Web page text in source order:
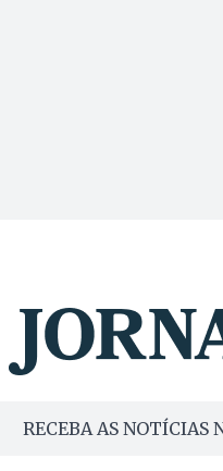
RECEBA AS NOTÍCIAS